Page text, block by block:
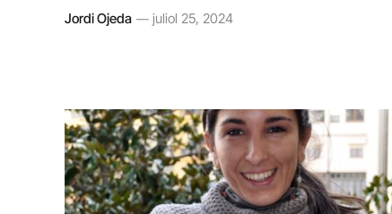
Jordi Ojeda juliol 25, 2024